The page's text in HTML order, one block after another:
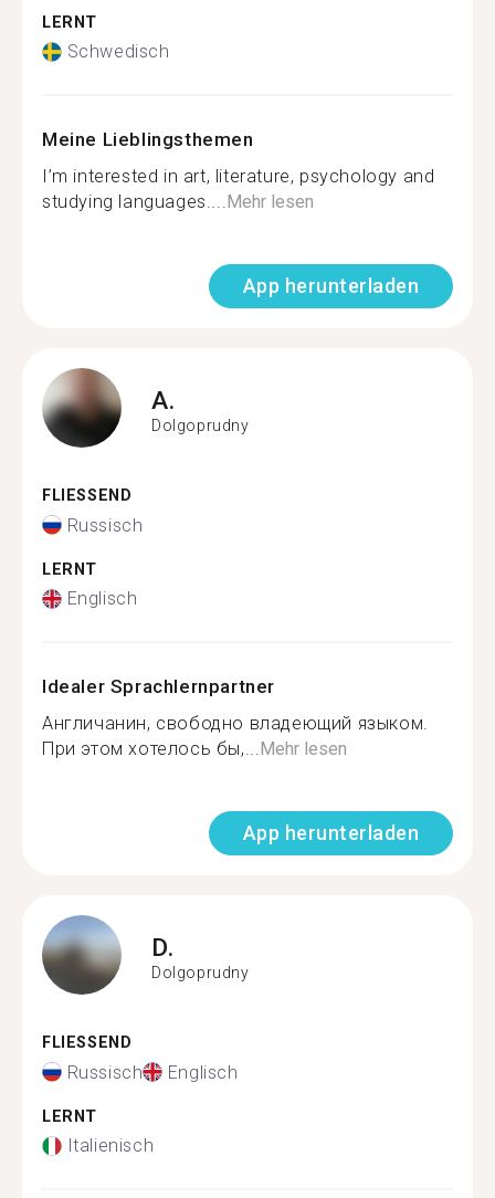
LERNT
Schwedisch
Meine Lieblingsthemen
I’m interested in art, literature, psychology and
studying languages....Mehr lesen
App herunterladen
A.
Dolgoprudny
FLIESSEND
Russisch
LERNT
Englisch
Idealer Sprachlernpartner
Англичанин, свободно владеющий языком.
При этом хотелось бы,...Mehr lesen
App herunterladen
D.
Dolgoprudny
FLIESSEND
Russisch Englisch
LERNT
Italienisch